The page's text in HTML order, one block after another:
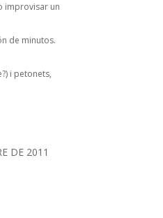
improvisar un
de minutos.
i petonets,
DE 2011